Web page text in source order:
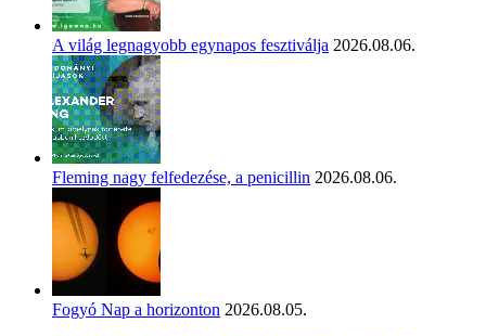
A világ legnagyobb egynapos fesztiválja 2026.08.06.
Fleming nagy felfedezése, a penicillin 2026.08.06.
Fogyó Nap a horizonton 2026.08.05.